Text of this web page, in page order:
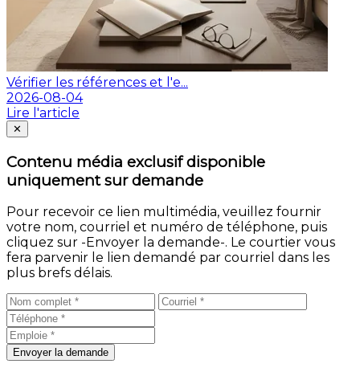
Vérifier les références et l'e...
2026-08-04
Lire l'article
Fermer
✕
Contenu média exclusif disponible
uniquement sur demande
Pour recevoir ce lien multimédia, veuillez fournir
votre nom, courriel et numéro de téléphone, puis
cliquez sur -Envoyer la demande-. Le courtier vous
fera parvenir le lien demandé par courriel dans les
plus brefs délais.
Envoyer la demande